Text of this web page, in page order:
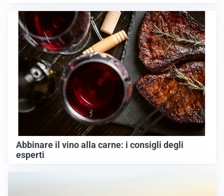
Abbinare il vino alla carne: i consigli degli
esperti